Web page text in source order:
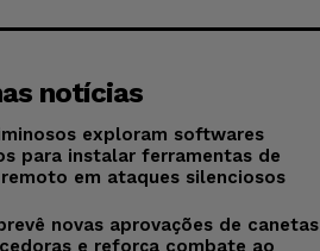
notícias
exploram softwares
para instalar ferramentas de
em ataques silenciosos
novas aprovações de canetas
e reforça combate ao